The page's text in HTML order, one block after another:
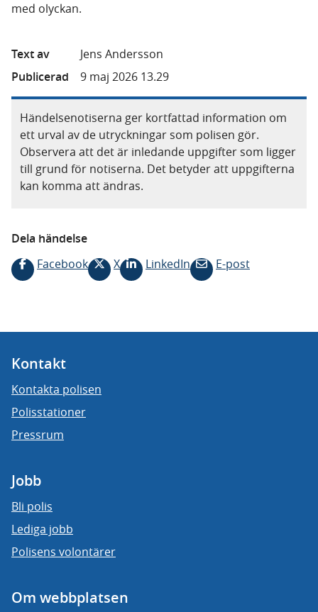
med olyckan.
Text av
Jens Andersson
Publicerad
9 maj 2026 13.29
Händelsenotiserna ger kortfattad information om
ett urval av de utryckningar som polisen gör.
Observera att det är inledande uppgifter som ligger
till grund för notiserna. Det betyder att uppgifterna
kan komma att ändras.
Dela händelse
Facebook
X LinkedIn E-post
Kontakt
Kontakta polisen
Polisstationer
Pressrum
Jobb
Bli polis
Lediga jobb
Polisens volontärer
Om webbplatsen